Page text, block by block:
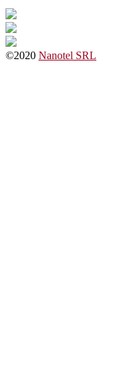
©2020 Nanotel SRL